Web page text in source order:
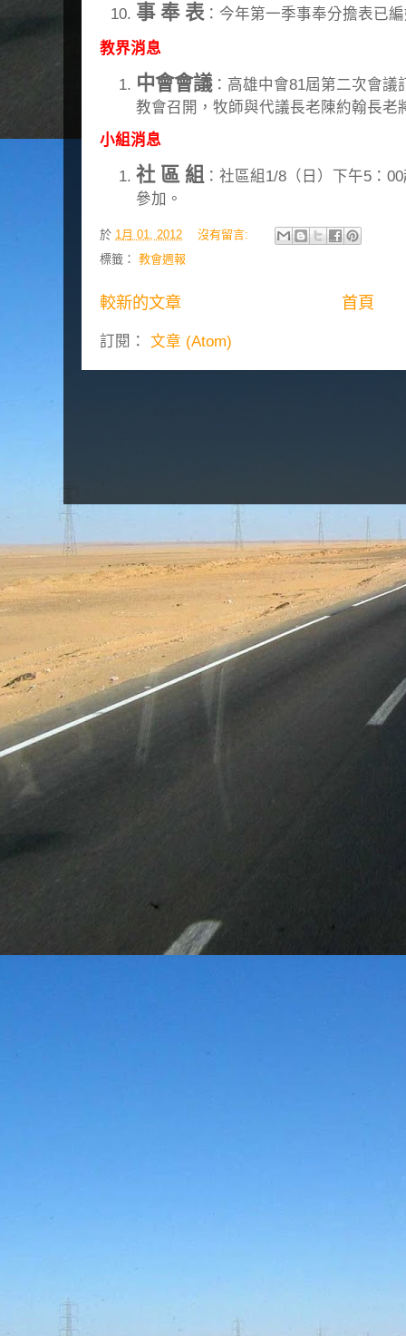
事 奉 表 ：今年第一季事奉分擔表已
教界消息
中會會議：高雄中會81屆第二次會議
教會召開，牧師與代議長老陳約翰長老
小組消息
社 區 組 ：社區組1/8（日）下午5：
參加。
於 1月 01, 2012
沒有留言:
標籤： 教會週報
較新的文章 首頁
訂閱： 文章 (Atom)